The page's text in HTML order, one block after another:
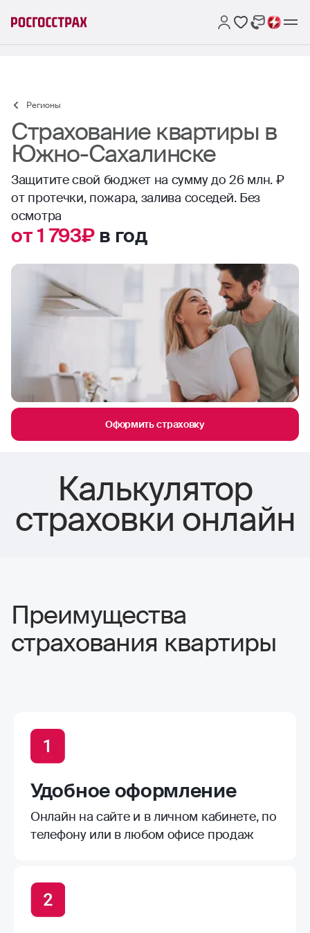
Регионы
Страхование квартиры в
Южно-Сахалинске
Защитите свой бюджет на сумму до 26 млн. ₽
от протечки, пожара, залива соседей. Без
осмотра
от 1 793₽в год
Оформить страховку
Калькулятор
страховки онлайн
Преимущества
страхования квартиры
Удобное оформление
Онлайн на сайте и в личном кабинете, по
телефону или в любом офисе продаж